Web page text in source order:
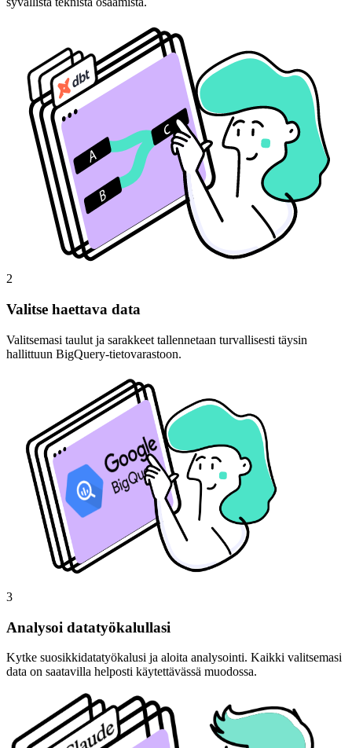
2
Valitse haettava data
Valitsemasi taulut ja sarakkeet tallennetaan turvallisesti täysin
hallittuun BigQuery-tietovarastoon.
3
Analysoi datatyökalullasi
Kytke suosikkidatatyökalusi ja aloita analysointi. Kaikki valitsemasi
data on saatavilla helposti käytettävässä muodossa.